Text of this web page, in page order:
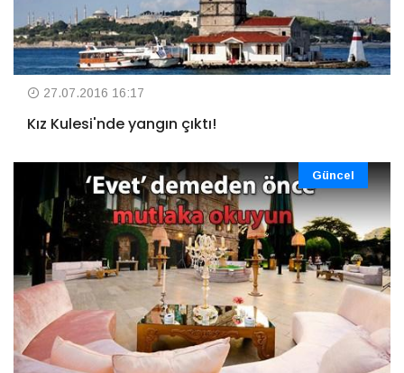
27.07.2016 16:17
Kız Kulesi'nde yangın çıktı!
Güncel